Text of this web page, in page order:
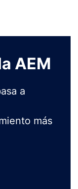
AEM
a
más